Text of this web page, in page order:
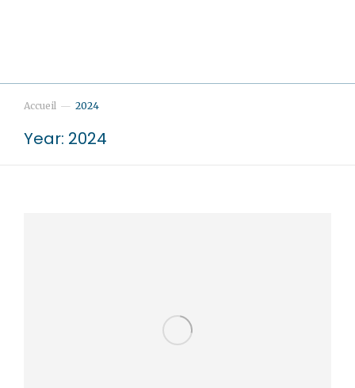
Vous êtes ici :
Accueil 2024
Year: 2024